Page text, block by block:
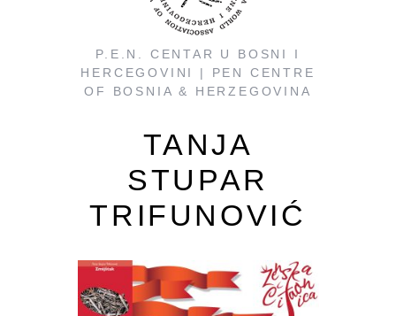
P.E.N. CENTAR U BOSNI I
HERCEGOVINI | PEN CENTRE
OF BOSNIA & HERZEGOVINA
TANJA
STUPAR
TRIFUNOVIĆ